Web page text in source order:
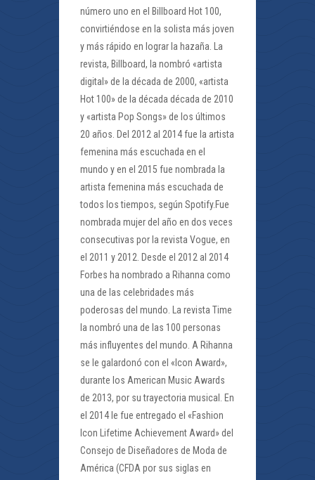
número uno en el Billboard Hot 100,
convirtiéndose en la solista más joven
y más rápido en lograr la hazaña. La
revista, Billboard, la nombró «artista
digital» de la década de 2000, «artista
Hot 100» de la década década de 2010
y «artista Pop Songs» de los últimos
20 años. Del 2012 al 2014 fue la artista
femenina más escuchada en el
mundo y en el 2015 fue nombrada la
artista femenina más escuchada de
todos los tiempos, según Spotify.Fue
nombrada mujer del año en dos veces
consecutivas por la revista Vogue, en
el 2011 y 2012. Desde el 2012 al 2014
Forbes ha nombrado a Rihanna como
una de las celebridades más
poderosas del mundo. La revista Time
la nombró una de las 100 personas
más influyentes del mundo. A Rihanna
se le galardonó con el «Icon Award»,
durante los American Music Awards
de 2013, por su trayectoria musical. En
el 2014 le fue entregado el «Fashion
Icon Lifetime Achievement Award» del
Consejo de Diseñadores de Moda de
América (CFDA por sus siglas en